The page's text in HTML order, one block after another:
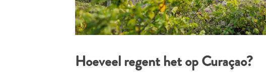
Hoeveel regent het op Curaçao?